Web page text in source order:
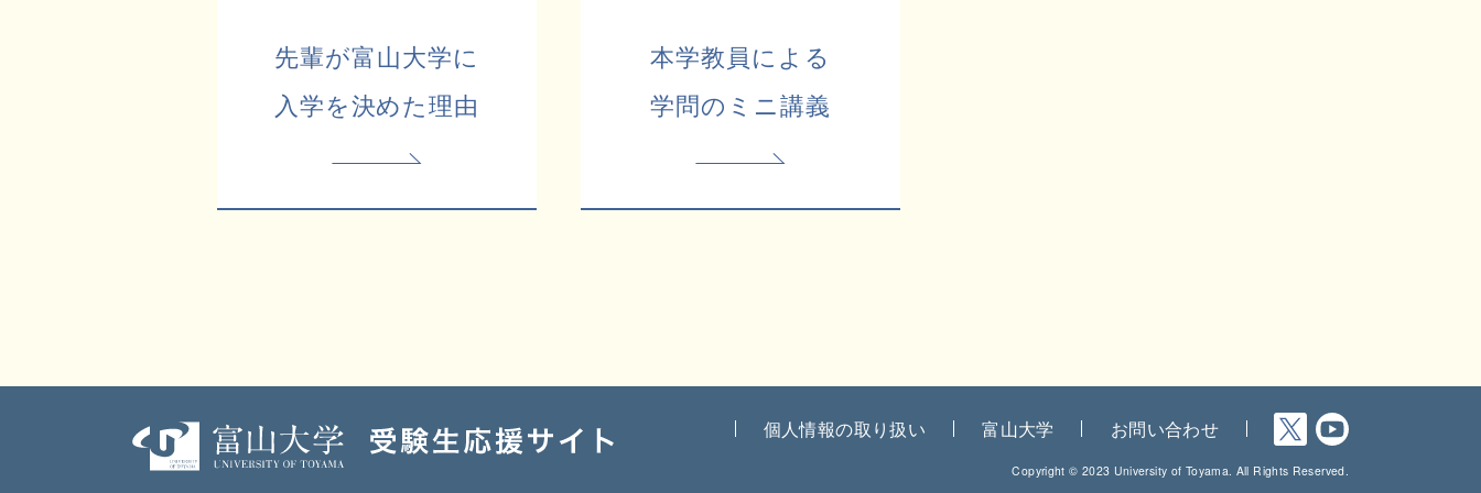
先輩が富山大学に
入学を決めた理由
本学教員による
学問のミニ講義
個人情報の取り扱い 富山大学 お問い合わせ
Copyright © 2023 University of Toyama. All Rights Reserved.